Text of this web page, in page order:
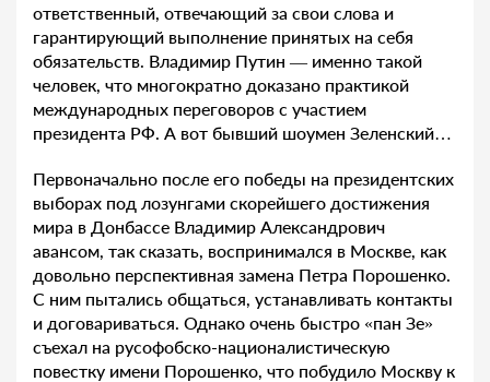
ответственный, отвечающий за свои слова и
гарантирующий выполнение принятых на себя
обязательств. Владимир Путин — именно такой
человек, что многократно доказано практикой
международных переговоров с участием
президента РФ. А вот бывший шоумен Зеленский…
Первоначально после его победы на президентских
выборах под лозунгами скорейшего достижения
мира в Донбассе Владимир Александрович
авансом, так сказать, воспринимался в Москве, как
довольно перспективная замена Петра Порошенко.
С ним пытались общаться, устанавливать контакты
и договариваться. Однако очень быстро «пан Зе»
съехал на русофобско-националистическую
повестку имени Порошенко, что побудило Москву к